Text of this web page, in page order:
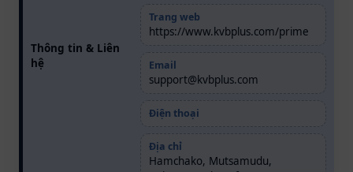
Thông tin & Liên
hệ
Trang web
https://www.kvbplus.com/prime
Email
support@kvbplus.com
Điện thoại
Địa chỉ
Hamchako, Mutsamudu,